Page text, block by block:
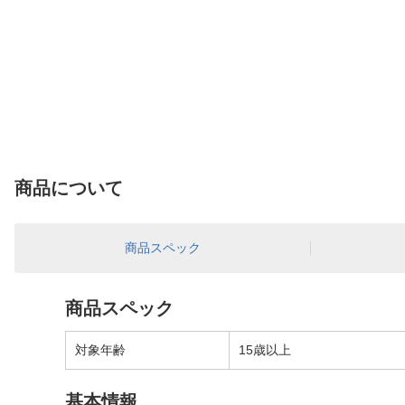
商品について
商品スペック
商品スペック
対象年齢 15歳以上